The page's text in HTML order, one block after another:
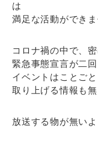
は
満足な活動ができま
コロナ禍の中で、
緊急事態宣言が二
イベントはことご
取り上げる情報も
放送する物が無いよ